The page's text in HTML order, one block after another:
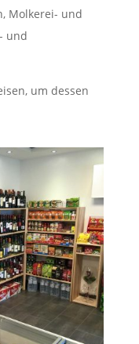
Molkerei- und
und
um dessen